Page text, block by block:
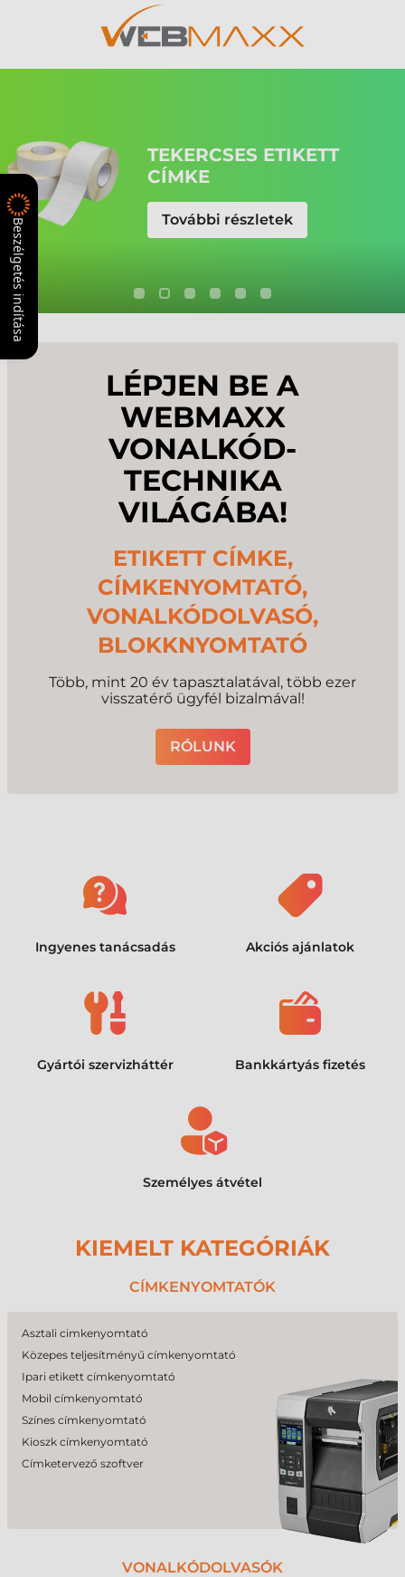
LÉPJEN BE A
WEBMAXX
VONALKÓD­
TECHNIKA
VILÁGÁBA!
ETIKETT CÍMKE,
CÍMKENYOMTATÓ,
VONALKÓDOLVASÓ,
BLOKKNYOMTATÓ
Több, mint 20 év tapasztalatával, több ezer
visszatérő ügyfél bizalmával!
RÓLUNK
Ingyenes tanácsadás Akciós ajánlatok
Gyártói szervizháttér Bankkártyás fizetés
Személyes átvétel
KIEMELT KATEGÓRIÁK
CÍMKENYOMTATÓK
Asztali cimkenyomtató
Közepes teljesítményű címkenyomtató
Ipari etikett címkenyomtató
Mobil címkenyomtató
Színes címkenyomtató
Kioszk címkenyomtató
Címketervező szoftver
VONALKÓDOLVASÓK
Beszélgetés indítása